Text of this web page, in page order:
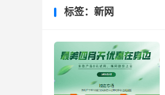
标签：新网